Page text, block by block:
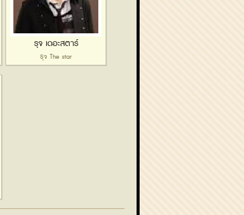
รุจ เดอะสตาร์
รุจ The star